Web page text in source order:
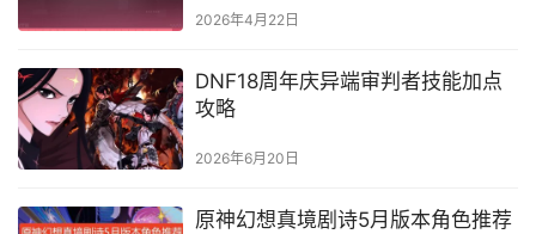
2026年4月22日
DNF18周年庆异端审判者技能加点
攻略
2026年6月20日
原神幻想真境剧诗5月版本角色推荐